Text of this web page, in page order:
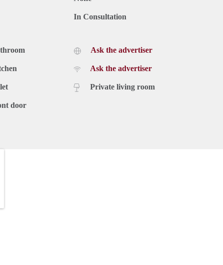
In Consultation
door
Ask the advertiser
Ask the advertiser
Private living room